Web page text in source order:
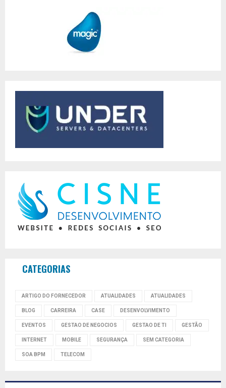
CATEGORIAS
ARTIGO DO FORNECEDOR ATUALIDADES ATUALIDADES
BLOG CARREIRA CASE DESENVOLVIMENTO
EVENTOS GESTAO DE NEGOCIOS GESTAO DE TI GESTÃO
INTERNET MOBILE SEGURANÇA SEM CATEGORIA
SOA BPM TELECOM